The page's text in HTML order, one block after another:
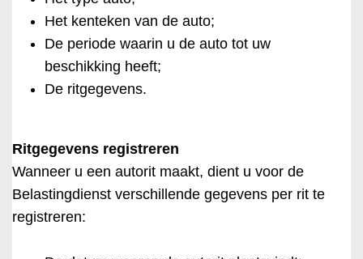
Het kenteken van de auto;
De periode waarin u de auto tot uw
beschikking heeft;
De ritgegevens.
Ritgegevens registreren
Wanneer u een autorit maakt, dient u voor de
Belastingdienst verschillende gegevens per rit te
registreren: